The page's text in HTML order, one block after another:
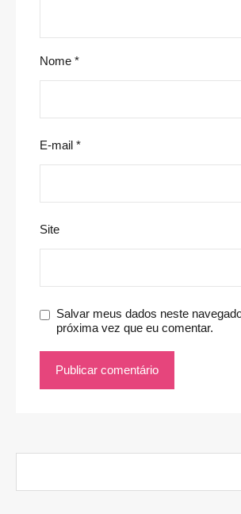
Nome *
E-mail *
Site
Salvar meus dados neste
próxima vez que eu comentar.